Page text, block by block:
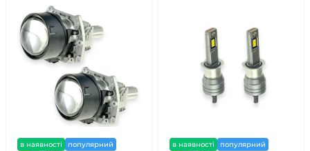
в наявності популярний в наявності популярний